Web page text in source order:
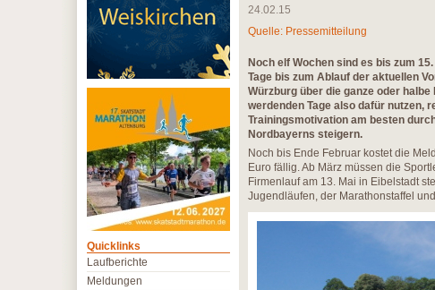
24.02.15
Quelle: Pressemitteilung
Noch elf Wochen sind es bis zum
Tage bis zum Ablauf der aktuellen
Würzburg über die ganze oder
werdenden Tage also dafür nutzen,
Trainingsmotivation am besten
Nordbayerns steigern.
Noch bis Ende Februar kostet die
Euro fällig. Ab März müssen die
Firmenlauf am 13. Mai in Eibelstadt
Jugendläufen, der Marathonstaffel
Quicklinks
Laufberichte
Meldungen